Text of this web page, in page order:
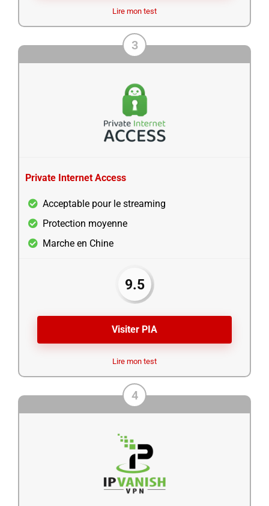
Lire mon test
3
Private Internet Access
Acceptable pour le streaming
Protection moyenne
Marche en Chine
9.5
Visiter PIA
Lire mon test
4